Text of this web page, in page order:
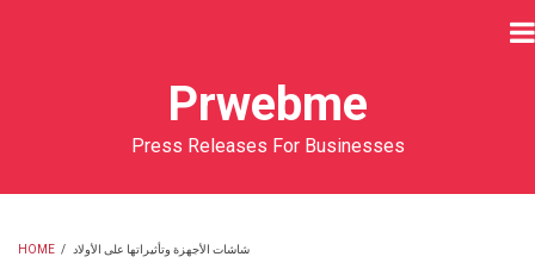
Prwebme
Press Releases For Businesses
HOME / شاشات الأجهزة وتأثيراتها على الأولاد